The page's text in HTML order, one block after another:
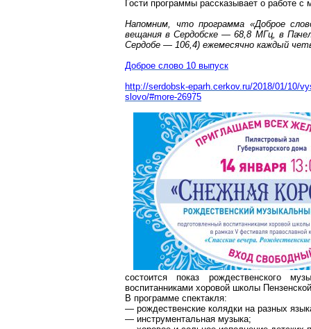
Гости программы рассказывает о работе
Напомним, что программа «Доброе
вещания вСердобске — 68,8 МГц, в
Сердобе — 106,4) ежемесячно каждый
Доброе слово 10 выпуск
http://serdobsk-eparh.cerkov.ru/2018/01/10/
slovo/#more-26975
состоится показ рождественского
воспитанниками хоровой школы
В программе спектакля:
— рождественские колядки на разных
— инструментальная музыка;